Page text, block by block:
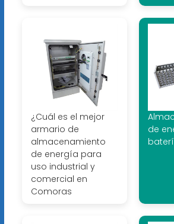
¿Cuál es el mejor
armario de
almacenamiento
de energía para
uso industrial y
comercial en
Comoras
de